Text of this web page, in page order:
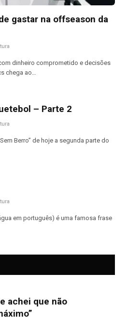
gastar na offseason da
dinheiro comprometido e decisões
chega ao…
– Parte 2
Berro” de hoje a segunda parte do
em português) é uma famosa frase
achei que não